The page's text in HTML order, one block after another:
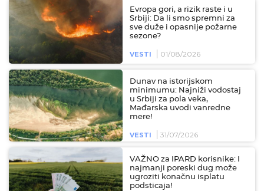
Evropa gori, a rizik raste i u
Srbiji: Da li smo spremni za
sve duže i opasnije požarne
sezone?
VESTI 01/08/2026
Dunav na istorijskom
minimumu: Najniži vodostaj
u Srbiji za pola veka,
Mađarska uvodi vanredne
mere!
VESTI 31/07/2026
VAŽNO za IPARD korisnike: I
najmanji poreski dug može
ugroziti konačnu isplatu
podsticaja!